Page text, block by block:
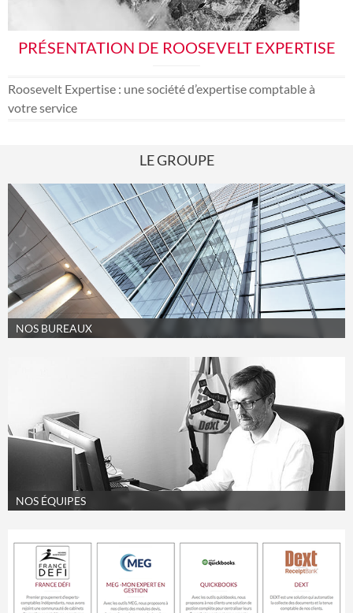
PRÉSENTATION DE ROOSEVELT EXPERTISE
Roosevelt Expertise : une société d’expertise comptable à
votre service
LE GROUPE
NOS BUREAUX
NOS ÉQUIPES